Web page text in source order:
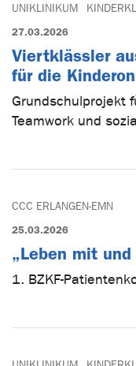
UNIKLINIKUM
27.03.2026
Viertklässler
für die
Grundschulprojekt
Teamwork und
CCC ERLANGEN-EMN
25.03.2026
„Leben mit
1. BZKF-